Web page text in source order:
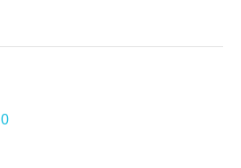
0